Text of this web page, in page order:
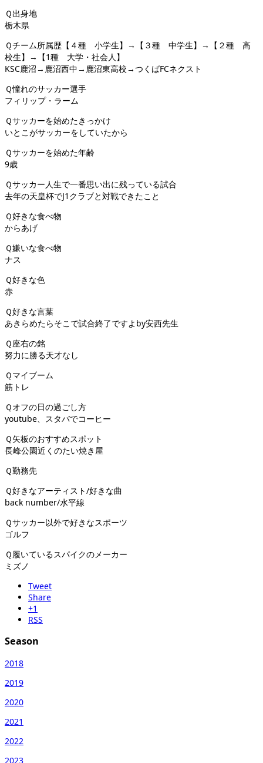
Ｑ出身地
栃木県
Ｑチーム所属歴【４種 小学生】→【３種 中学生】→【２種 高
校生】→【1種 大学・社会人】
KSC鹿沼→鹿沼西中→鹿沼東高校→つくばFCネクスト
Ｑ憧れのサッカー選手
フィリップ・ラーム
Ｑサッカーを始めたきっかけ
いとこがサッカーをしていたから
Ｑサッカーを始めた年齢
9歳
Ｑサッカー人生で一番思い出に残っている試合
去年の天皇杯でJ1クラブと対戦できたこと
Ｑ好きな食べ物
からあげ
Ｑ嫌いな食べ物
ナス
Ｑ好きな色
赤
Ｑ好きな言葉
あきらめたらそこで試合終了ですよby安西先生
Ｑ座右の銘
努力に勝る天才なし
Ｑマイブーム
筋トレ
Ｑオフの日の過ごし方
youtube、スタバでコーヒー
Ｑ矢板のおすすめスポット
長峰公園近くのたい焼き屋
Ｑ勤務先
Ｑ好きなアーティスト/好きな曲
back number/水平線
Ｑサッカー以外で好きなスポーツ
ゴルフ
Ｑ履いているスパイクのメーカー
ミズノ
Tweet
Share
+1
RSS
Season
2018
2019
2020
2021
2022
2023